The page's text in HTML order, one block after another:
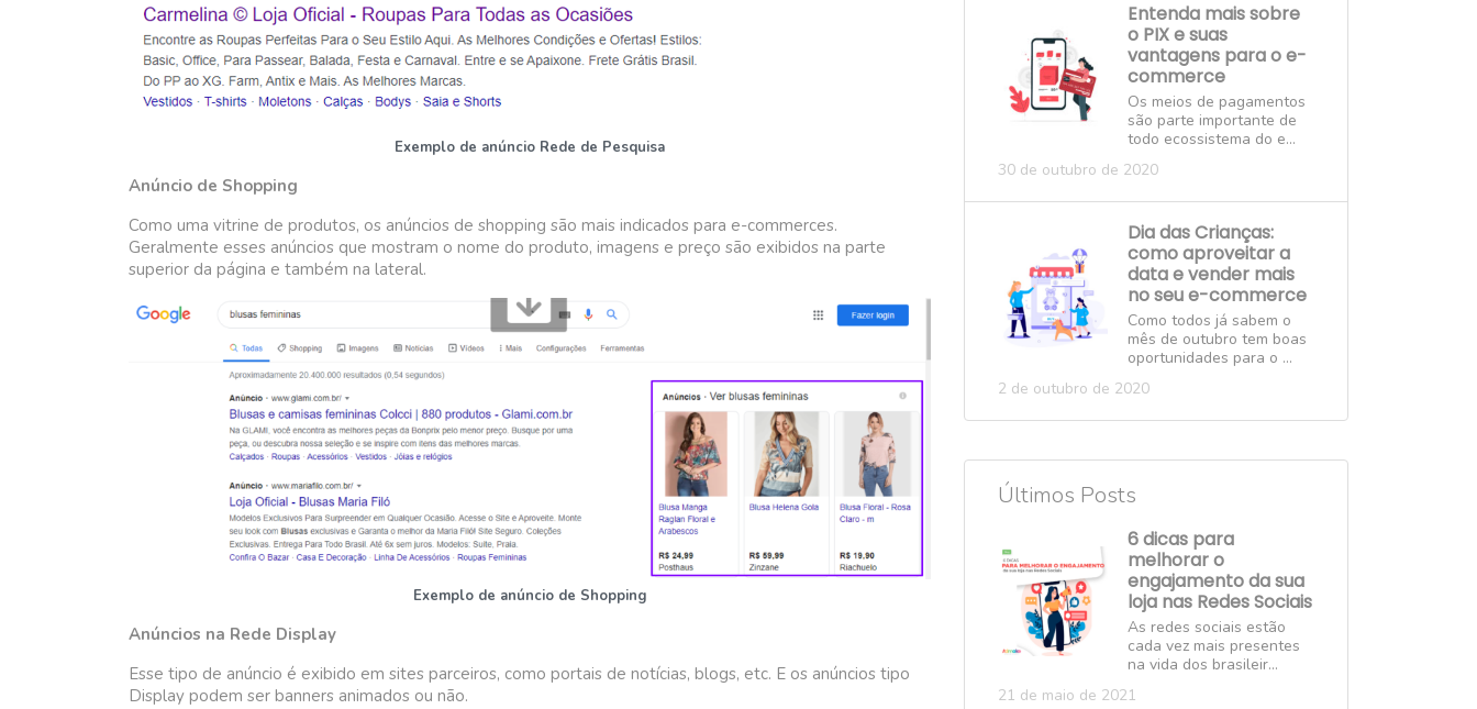
Exemplo de anúncio Rede de Pesquisa
Anúncio de Shopping
Como uma vitrine de produtos, os anúncios de shopping são mais indicados para e-commerces.
Geralmente esses anúncios que mostram o nome do produto, imagens e preço são exibidos na parte
superior da página e também na lateral.
Exemplo de anúncio de Shopping
Anúncios na Rede Display
Esse tipo de anúncio é exibido em sites parceiros, como portais de notícias, blogs, etc. E os anúncios tipo
Display podem ser banners animados ou não.
Entenda mais sobre
o PIX e suas
vantagens para o e-
commerce
Os meios de pagamentos
são parte importante de
todo ecossistema do e...
30 de outubro de 2020
Dia das Crianças:
como aproveitar a
data e vender mais
no seu e-commerce
Como todos já sabem o
mês de outubro tem boas
oportunidades para o ...
2 de outubro de 2020
Últimos Posts
6 dicas para
melhorar o
engajamento da sua
loja nas Redes Sociais
As redes sociais estão
cada vez mais presentes
na vida dos brasileir...
21 de maio de 2021